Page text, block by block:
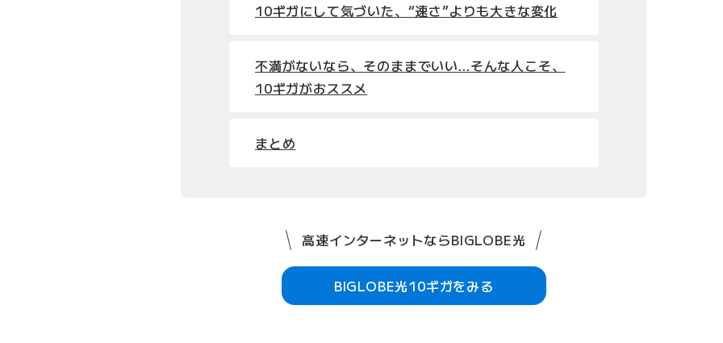
10ギガにして気づいた、“速さ”よりも大きな変化
不満がないなら、そのままでいい…そんな人こそ、
10ギガがおススメ
まとめ
高速インターネットならBIGLOBE光
BIGLOBE光10ギガをみる